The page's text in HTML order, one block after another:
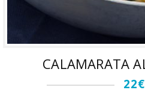
CALAMARATA
22€